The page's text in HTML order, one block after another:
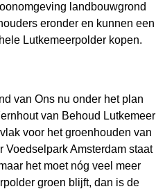
landbouwgrond
eronder en kunnen een
Lutkemeerpolder kopen.
van Ons nu onder het plan
van Behoud Lutkemeer
voor het groenhouden van
Amsterdam staat
het moet nóg veel meer
groen blijft, dan is de